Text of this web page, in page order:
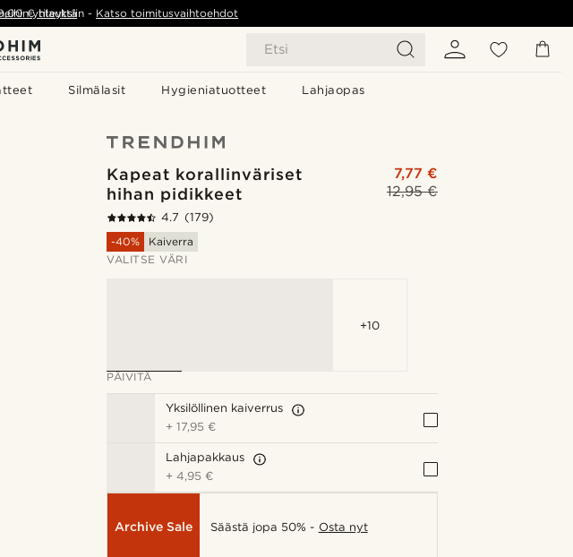
Etsi
Silmälasit Hygieniatuotteet Lahjaopas
€tilauksiin - Katso toimitusvaihtoehdot
yhteyttä
Kapeat korallinväriset
hihan pidikkeet
12,95 €
7,77 €
4.7 (179)
-40%
Kaiverra
VALITSE VÄRI
+10
PÄIVITÄ
Yksilöllinen kaiverrus
+17,95 €
Lahjapakkaus
+4,95 €
Archive Sale Säästä jopa 50% - Osta nyt